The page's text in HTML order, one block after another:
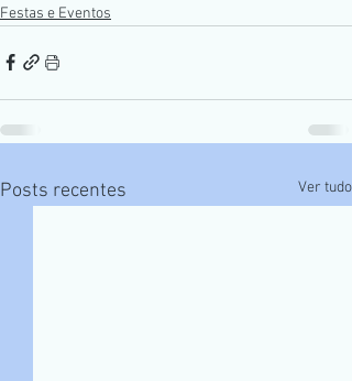
Festas e Eventos
Posts recentes Ver tudo